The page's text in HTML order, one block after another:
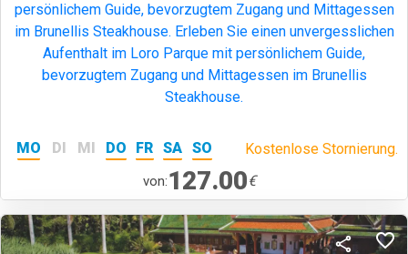
persönlichem Guide, bevorzugtem Zugang und Mittagessen
im Brunellis Steakhouse. Erleben Sie einen unvergesslichen
Aufenthalt im Loro Parque mit persönlichem Guide,
bevorzugtem Zugang und Mittagessen im Brunellis
Steakhouse.
MO DI MI DO FR SA SO Kostenlose Stornierung.
von:127.00€